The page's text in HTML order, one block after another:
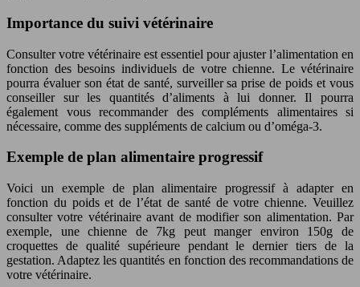
Importance du suivi vétérinaire
Consulter votre vétérinaire est essentiel pour ajuster l’alimentation en
fonction des besoins individuels de votre chienne. Le vétérinaire
pourra évaluer son état de santé, surveiller sa prise de poids et vous
conseiller sur les quantités d’aliments à lui donner. Il pourra
également vous recommander des compléments alimentaires si
nécessaire, comme des suppléments de calcium ou d’oméga-3.
Exemple de plan alimentaire progressif
Voici un exemple de plan alimentaire progressif à adapter en
fonction du poids et de l’état de santé de votre chienne. Veuillez
consulter votre vétérinaire avant de modifier son alimentation. Par
exemple, une chienne de 7kg peut manger environ 150g de
croquettes de qualité supérieure pendant le dernier tiers de la
gestation. Adaptez les quantités en fonction des recommandations de
votre vétérinaire.